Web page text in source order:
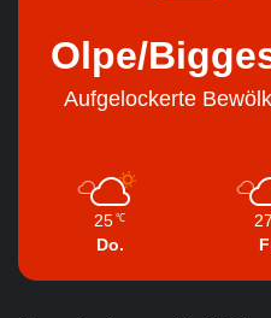
Olpe/
Aufgelockerte
25 ℃
Do.
27